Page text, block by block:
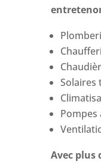
Solaires
Pompes
Avec plus